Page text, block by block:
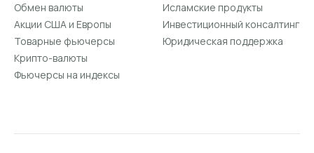
Обмен валюты
Акции США и Европы
Товарные фьючерсы
Крипто-валюты
Фьючерсы на индексы
Исламские продукты
Инвестиционный консалтинг
Юридическая поддержка